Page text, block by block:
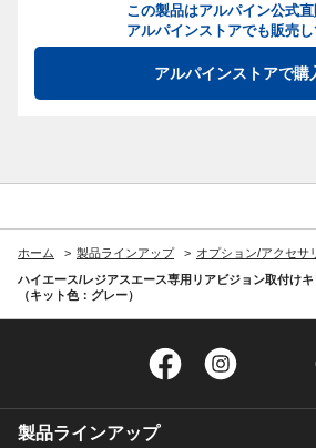
この製品はアルパイン公式直
アルパインストアでも販売
アルパインストアで購
ホーム 製品ラインアップ
オプション/アクセサ
ハイエース/レジアスエース専用リアビジョン取付け
（キット色：グレー）
Facebook
製品ラインアップ